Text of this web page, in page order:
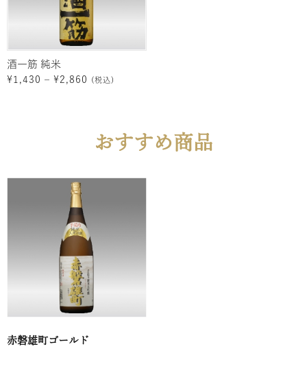
酒一筋 純米
¥ 1,430 – ¥ 2,860 (税込)
おすすめ商品
赤磐雄町ゴールド